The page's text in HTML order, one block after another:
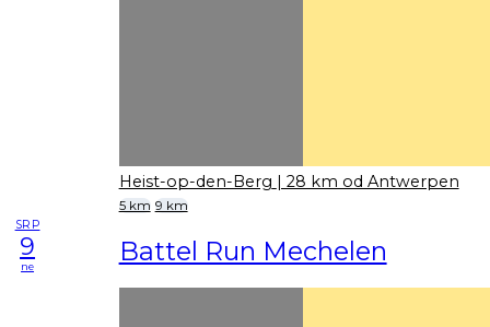
Heist-op-den-Berg | 28 km od Antwerpen
5 km 9 km
SRP
9
ne Battel Run Mechelen